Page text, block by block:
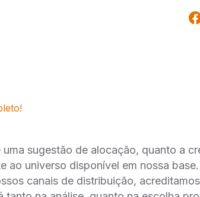
uma sugestão de alocação, quanto a
ao universo disponível em nossa
canais de distribuição,